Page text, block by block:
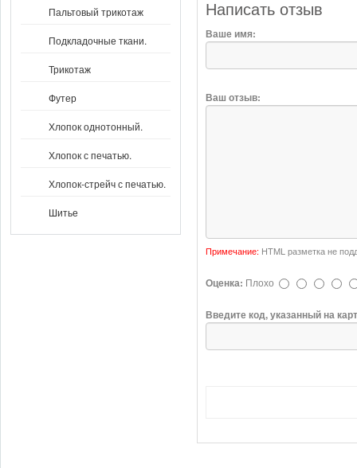
Пальтовый трикотаж
Подкладочные ткани.
Трикотаж
Футер
Хлопок однотонный.
Хлопок с печатью.
Хлопок-стрейч с печатью.
Шитье
Написать отзыв
Ваше имя:
Ваш отзыв:
Примечание: HTML разметка не
Оценка: Плохо
Введите код, указанный на